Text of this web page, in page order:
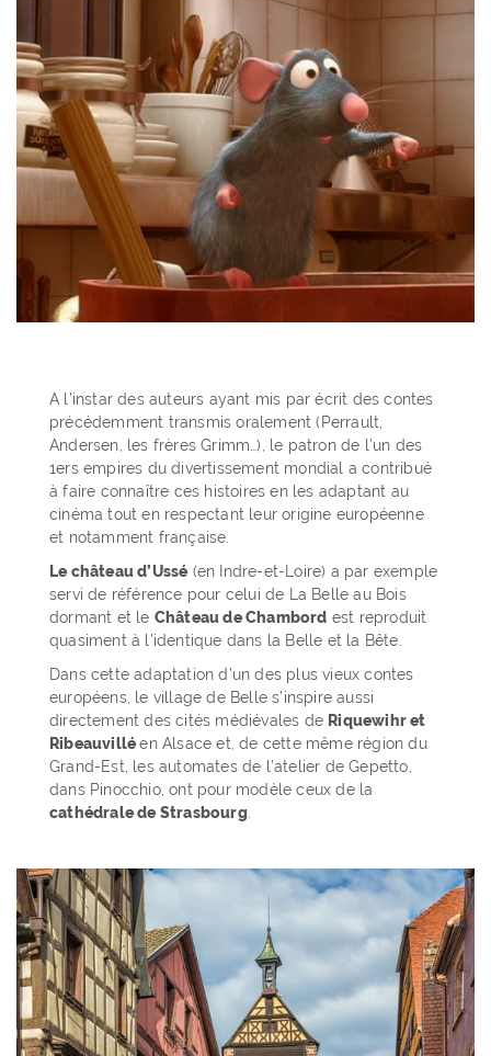
A l’instar des auteurs ayant mis par écrit des contes
précédemment transmis oralement (Perrault,
Andersen, les frères Grimm…), le patron de l’un des
1ers empires du divertissement mondial a contribué
à faire connaître ces histoires en les adaptant au
cinéma tout en respectant leur origine européenne
et notamment française.
Le château d’Ussé(en Indre-et-Loire) a par exemple
servi de référence pour celui de La Belle au Bois
dormant et le Château de Chambord est reproduit
quasiment à l’identique dans la Belle et la Bête.
Dans cette adaptation d’un des plus vieux contes
européens, le village de Belle s’inspire aussi
directement des cités médiévales de Riquewihr et
Ribeauvilléen Alsace et, de cette même région du
Grand-Est, les automates de l’atelier de Gepetto,
dans Pinocchio, ont pour modèle ceux de la
cathédrale de Strasbourg.